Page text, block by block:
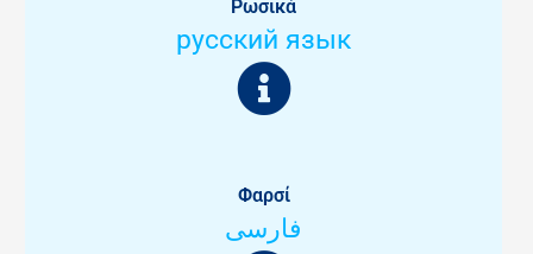
Ρωσικά
русский язык
Φαρσί
فارسی